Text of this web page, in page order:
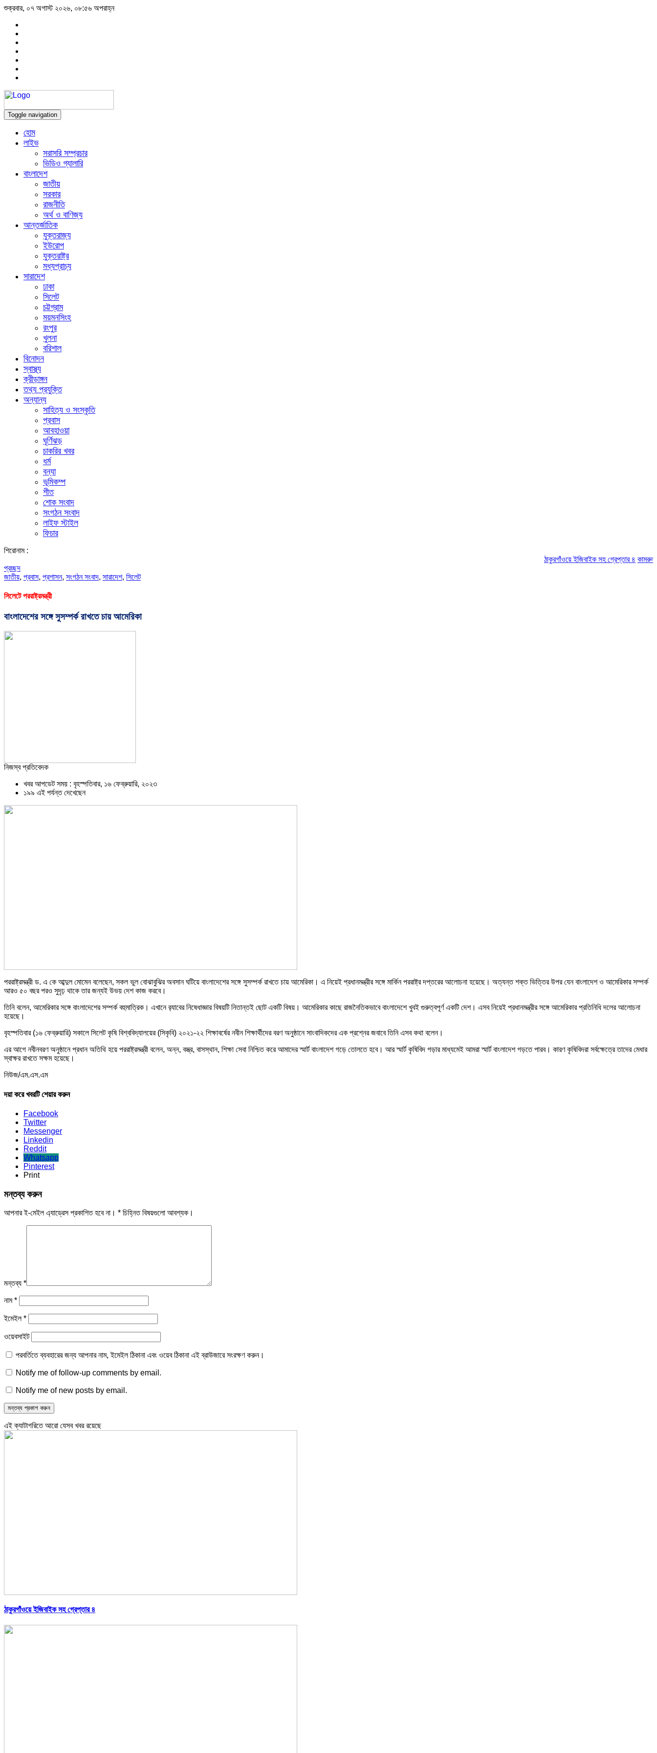
শুক্রবার, ০৭ অগাস্ট ২০২৬, ০৮:৫৬ অপরাহ্ন
Toggle navigation
হোম
লাইভ
সরাসরি সম্প্রচার
ভিডিও গ্যালারি
বাংলাদেশ
জাতীয়
সরকার
রাজনীতি
অর্থ ও বাণিজ্য
আন্তর্জাতিক
যুক্তরাজ্য
ইউরোপ
যুক্তরাষ্ট্র
মধ্যপ্রাচ্য
সারাদেশ
ঢাকা
সিলেট
চট্টগ্রাম
ময়মনসিংহ
রংপুর
খুলনা
বরিশাল
বিনোদন
স্বাস্থ্য
ক্রীড়াঙ্গন
তথ্য প্রযুক্তি
অন্যান্য
সাহিত্য ও সংস্কৃতি
প্রবাস
আবহাওয়া
ঘূর্ণিঝড়
চাকরির খবর
ধর্ম
বন্যা
ভূমিকম্প
শীত
শোক সংবাদ
সংগঠন সংবাদ
লাইফ স্টাইল
ফিচার
শিরোনাম :
ঠাকুরগাঁওয়ে ইজিবাইক সহ গ্রেপ্তার ৪ কামরুল-জসিম
প্রচ্ছদ
জাতীয়, প্রবাস, প্রশাসন, সংগঠন সংবাদ, সারাদেশ, সিলেট
সিলেটে পররাষ্ট্রমন্ত্রী
বাংলাদেশের সঙ্গে সুসম্পর্ক রাখতে চায় আমেরিকা
নিজস্ব প্রতিবেদক
খবর আপডেট সময় : বৃহস্পতিবার, ১৬ ফেব্রুয়ারি, ২০২৩
১৯৯ এই পর্যন্ত দেখেছেন
পররাষ্ট্রমন্ত্রী ড. এ কে আব্দুল মোমেন বলেছেন, সকল ভুল বোঝাবুঝির অবসান ঘটিয়ে বাংলাদেশের সঙ্গে সুসম্পর্ক রাখতে চায় আমেরিকা। এ নিয়েই প্রধানমন্ত্রীর সঙ্গে মার্কিন পররাষ্ট্র দপ্তরের আলোচনা হয়েছে। অত্যন্ত শক্ত ভিত্তির উপর যেন বাংলাদেশ ও আমেরিকার সম্পর্ক
আরও ৫০ বছর পরও সুদৃঢ় থাকে তার জন্যই উভয় দেশ কাজ করবে।
তিনি বলেন, আমেরিকার সঙ্গে বাংলাদেশের সম্পর্ক বহুমাত্রিক। এখানে র‍্যাবের নিষেধাজ্ঞার বিষয়টি নিতান্তই ছোট একটি বিষয়। আমেরিকার কাছে রাজনৈতিকভাবে বাংলাদেশে খুবই গুরুত্বপূর্ণ একটি দেশ। এসব নিয়েই প্রধানমন্ত্রীর সঙ্গে আমেরিকার প্রতিনিধি দলের আলোচনা
হয়েছে।
বৃহস্পতিবার (১৬ ফেব্রুয়ারি) সকালে সিলেট কৃষি বিশ্ববিদ্যালয়ের (সিকৃবি) ২০২১-২২ শিক্ষাবর্ষের নবীন শিক্ষার্থীদের বরণ অনুষ্ঠানে সাংবাদিকদের এক প্রশ্নের জবাবে তিনি এসব কথা বলেন।
এর আগে নবীনবরণ অনুষ্ঠানে প্রধান অতিথি হয়ে পররাষ্ট্রমন্ত্রী বলেন, অন্ন, বস্ত্র, বাসস্থান, শিক্ষা সেবা নিশ্চিত করে আমাদের স্মার্ট বাংলাদেশ গড়ে তোলতে হবে। আর স্মার্ট কৃষিবিদ গড়ার মাধ্যমেই আমরা স্মার্ট বাংলাদেশ গড়তে পারব। কারণ কৃষিবিদরা সর্বক্ষেত্রে তাদের মেধার
স্বাক্ষর রাখতে সক্ষম হয়েছে।
নিউজ/এম.এস.এম
দয়া করে খবরটি শেয়ার করুন
Facebook
Twitter
Messenger
Linkedin
Reddit
Whatsapp
Pinterest
Print
মন্তব্য করুন
আপনার ই-মেইল এ্যাড্রেস প্রকাশিত হবে না। * চিহ্নিত বিষয়গুলো আবশ্যক।
মন্তব্য *
নাম*
ইমেইল*
ওয়েবসাইট
পরবর্তিতে ব্যবহারের জন্য আপনার নাম, ইমেইল ঠিকানা এবং ওয়েব ঠিকানা এই ব্রাউজারে সংরক্ষণ করুন।
Notify me of follow-up comments by email.
Notify me of new posts by email.
এই ক্যাটাগরিতে আরো যেসব খবর রয়েছে
ঠাকুরগাঁওয়ে ইজিবাইক সহ গ্রেপ্তার ৪